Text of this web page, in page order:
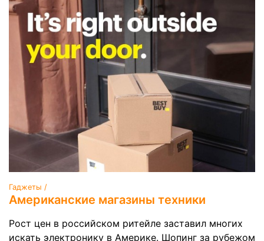
Гаджеты /
Американские магазины техники
Рост цен в российском ритейле заставил многих
искать электронику в Америке. Шопинг за рубежом